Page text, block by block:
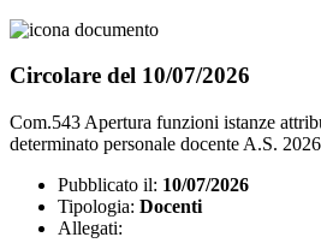
Circolare del 10/07/2026
Com.543 Apertura funzioni istanze
determinato personale docente A.S.
Pubblicato il: 10/07/2026
Tipologia: Docenti
Allegati: